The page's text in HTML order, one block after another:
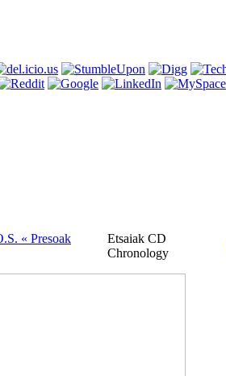
« Presoak
Etsaiak CD
Chronology